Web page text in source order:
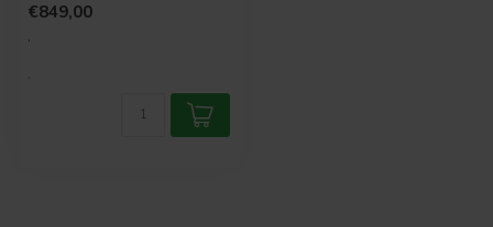
elegantie....
€849,00
.
.